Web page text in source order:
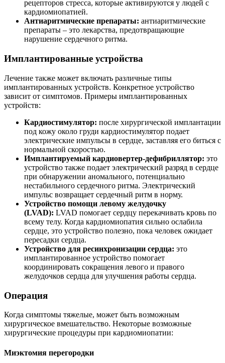
рецепторов стресса, которые активируются у людей с
кардиомиопатией.
Антиаритмические препараты: антиаритмические
препараты – это лекарства, предотвращающие
нарушение сердечного ритма.
Имплантированные устройства
Лечение также может включать различные типы
имплантированных устройств. Конкретное устройство
зависит от симптомов. Примеры имплантированных
устройств:
Кардиостимулятор: после хирургической имплантации
под кожу около груди кардиостимулятор подает
электрические импульсы в сердце, заставляя его биться с
нормальной скоростью.
Имплантируемый кардиовертер-дефибриллятор: это
устройство также подает электрический разряд в сердце
при обнаружении аномального, потенциально
нестабильного сердечного ритма. Электрический
импульс возвращает сердечный ритм в норму.
Устройство помощи левому желудочку
(LVAD): LVAD помогает сердцу перекачивать кровь по
всему телу. Когда кардиомиопатия сильно ослабила
сердце, это устройство полезно, пока человек ожидает
пересадки сердца.
Устройство для ресинхронизации сердца: это
имплантированное устройство помогает
координировать сокращения левого и правого
желудочков сердца для улучшения работы сердца.
Операция
Когда симптомы тяжелые, может быть возможным
хирургическое вмешательство. Некоторые возможные
хирургические процедуры при кардиомиопатии:
Миэктомия перегородки